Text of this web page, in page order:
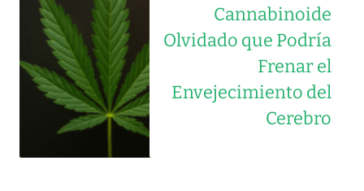
Cannabinoide
Olvidado que Podría
Frenar el
Envejecimiento del
Cerebro